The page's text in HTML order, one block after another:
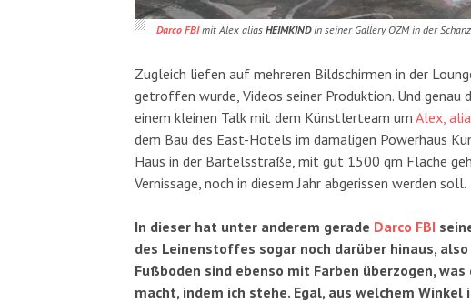
Darco FBImit Alex alias HEIMKINDin seiner Gallery OZM in der
Zugleich liefen auf mehreren Bildschirmen in der
getroffen wurde, Videos seiner Produktion. Und
einem kleinen Talk mit dem Künstlerteam um Alex,
dem Bau des East-Hotels im damaligen Powerhaus
Haus in der Bartelsstraße, mit gut 1500 qm Fläche
Vernissage, noch in diesem Jahr abgerissen werden soll.
In dieser hat unter anderem gerade Darco FBI
des Leinenstoffes sogar noch darüber hinaus,
Fußboden sind ebenso mit Farben überzogen,
macht, indem ich stehe. Egal, aus welchem